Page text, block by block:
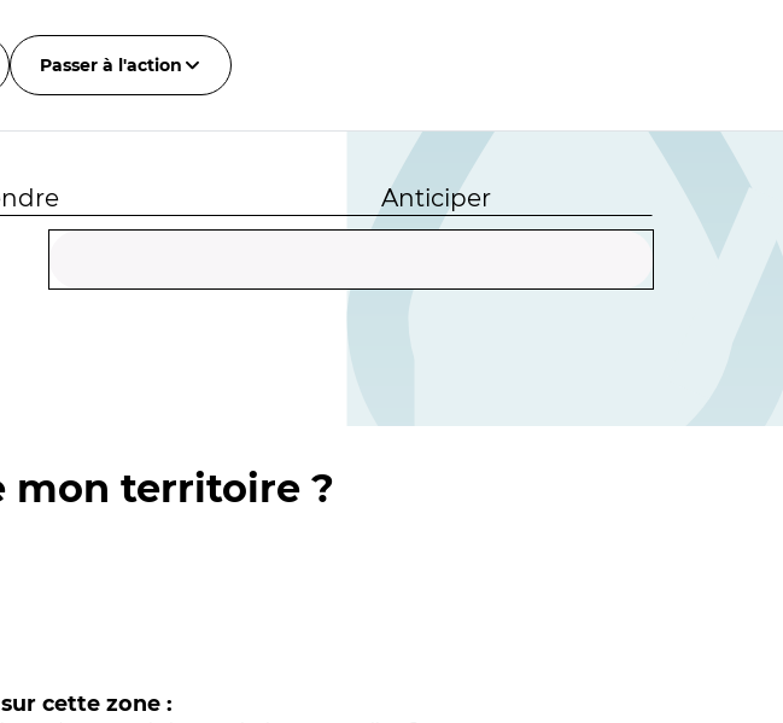
Passer à l'action
Anticiper
mon territoire ?
cette zone :